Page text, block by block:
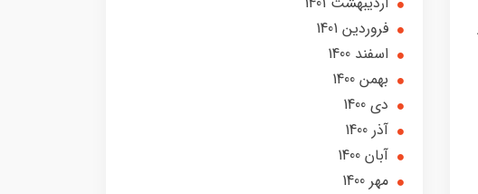
فروردین 1401
اسفند 1400
بهمن 1400
دی 1400
آذر 1400
آبان 1400
مهر 1400